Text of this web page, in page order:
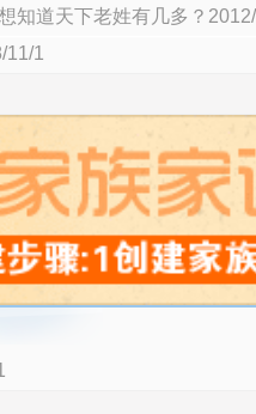
知道天下老姓有几多？
1